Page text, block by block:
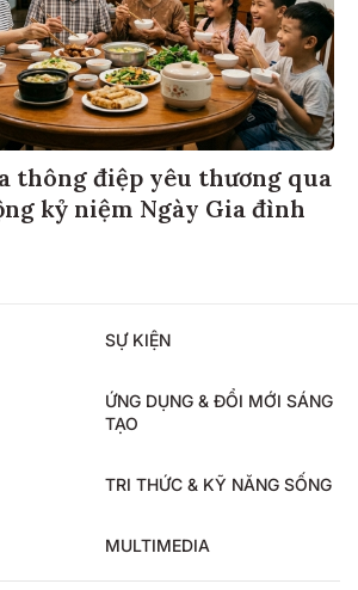
thông điệp yêu thương qua
kỷ niệm Ngày Gia đình
SỰ KIỆN
ỨNG DỤNG & ĐỔI MỚI SÁNG
TẠO
TRI THỨC & KỸ NĂNG SỐNG
MULTIMEDIA